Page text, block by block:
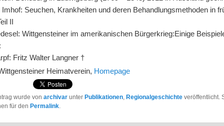
Imhof: Seuchen, Krankheiten und deren Behandlungsmethoden in
II
Wittgensteiner im amerikanischen Bürgerkrieg:Einige
Fritz Walter Langner †
Heimatverein, Homepage
wurde vonarchivar unter Publikationen, Regionalgeschichte veröffentlicht.
für den Permalink.